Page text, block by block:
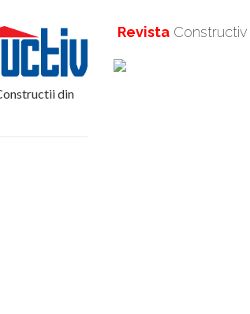
din
Revista Constructiv